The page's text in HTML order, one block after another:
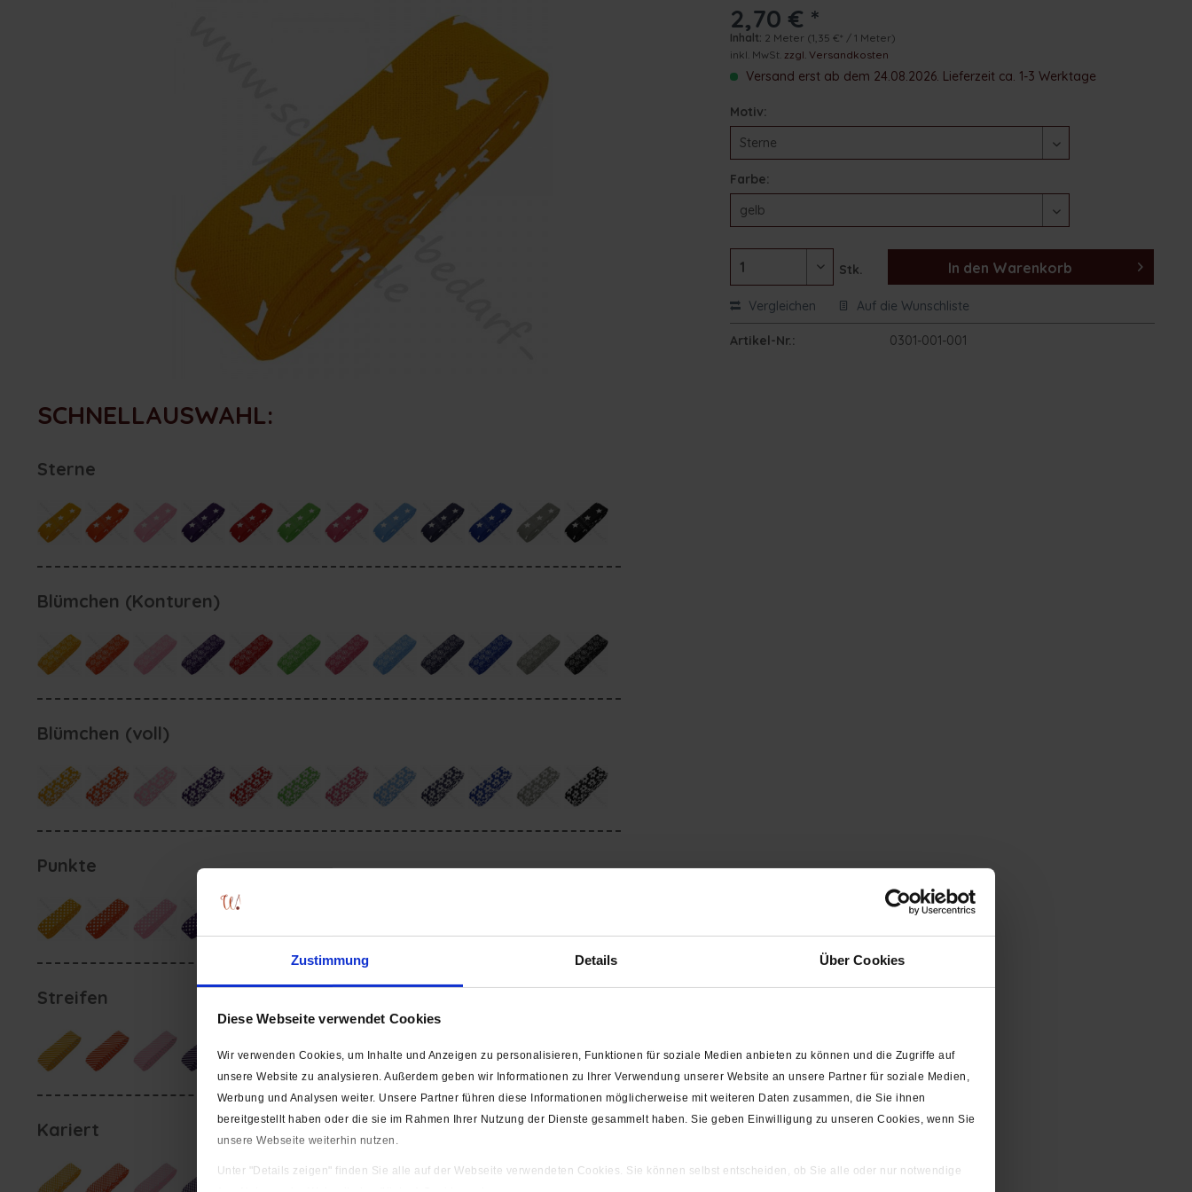
Zustimmung Details Über Cookies
Diese Webseite verwendet Cookies
Wir verwenden Cookies, um Inhalte und Anzeigen zu personalisieren, Funktionen für soziale Medien anbieten zu können und die Zugriffe auf
unsere Website zu analysieren. Außerdem geben wir Informationen zu Ihrer Verwendung unserer Website an unsere Partner für soziale Medien,
Werbung und Analysen weiter. Unsere Partner führen diese Informationen möglicherweise mit weiteren Daten zusammen, die Sie ihnen
bereitgestellt haben oder die sie im Rahmen Ihrer Nutzung der Dienste gesammelt haben. Sie geben Einwilligung zu unseren Cookies, wenn Sie
unsere Webseite weiterhin nutzen.
Unter "Details zeigen" finden Sie alle auf der Webseite verwendeten Cookies. Sie können selbst entscheiden, ob Sie alle oder nur notwendige
SCHNELLAUSWAHL:
Sterne
Blümchen (Konturen)
Blümchen (voll)
Punkte
Streifen
Kariert
2,70 € *
Inhalt: 2 Meter (1,35 €* / 1 Meter)
inkl. MwSt.zzgl. Versandkosten
Versand erst ab dem 24.08.2026. Lieferzeit ca. 1-3 Werktage
Motiv:
Farbe:
Stk. In den Warenkorb
Vergleichen Auf die Wunschliste
Artikel-Nr.: 0301-001-001